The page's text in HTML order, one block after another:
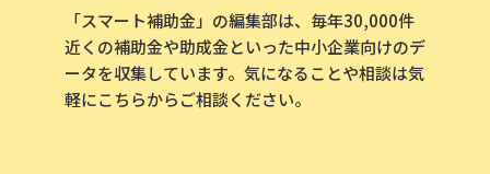
「スマート補助金」の編集部は、毎年30,000件
近くの補助金や助成金といった中小企業向けのデ
ータを収集しています。気になることや相談は気
軽にこちらからご相談ください。